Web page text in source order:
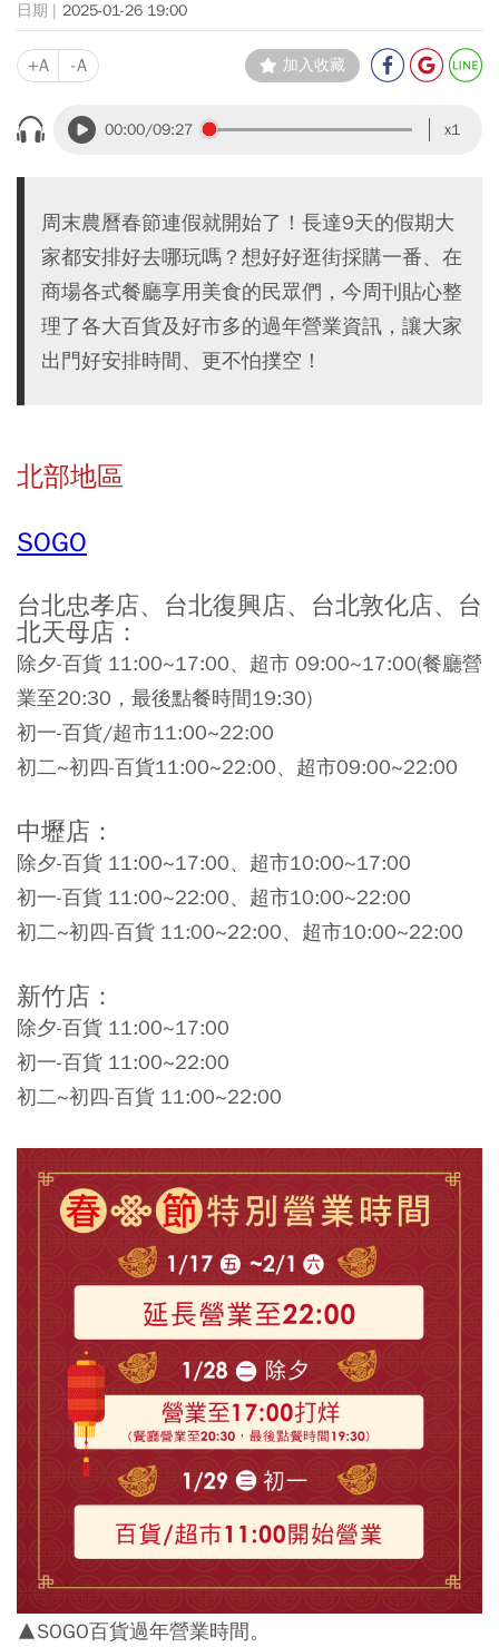
2025-01-26 19:00
+A -A 加入收藏
00:00/09:27 x1
周末農曆春節連假就開始了！長達9天的假期大
家都安排好去哪玩嗎？想好好逛街採購一番、在
商場各式餐廳享用美食的民眾們，今周刊貼心整
理了各大百貨及好市多的過年營業資訊，讓大家
出門好安排時間、更不怕撲空！
北部地區
SOGO
台北忠孝店、台北復興店、台北敦化店、台
北天母店：
除夕-百貨 11:00~17:00、超市 09:00~17:00(餐廳營
業至20:30，最後點餐時間19:30)
初一-百貨/超市11:00~22:00
初二~初四-百貨11:00~22:00、超市09:00~22:00
中壢店：
除夕-百貨 11:00~17:00、超市10:00~17:00
初一-百貨 11:00~22:00、超市10:00~22:00
初二~初四-百貨 11:00~22:00、超市10:00~22:00
新竹店：
除夕-百貨 11:00~17:00
初一-百貨 11:00~22:00
初二~初四-百貨 11:00~22:00
▲SOGO百貨過年營業時間。